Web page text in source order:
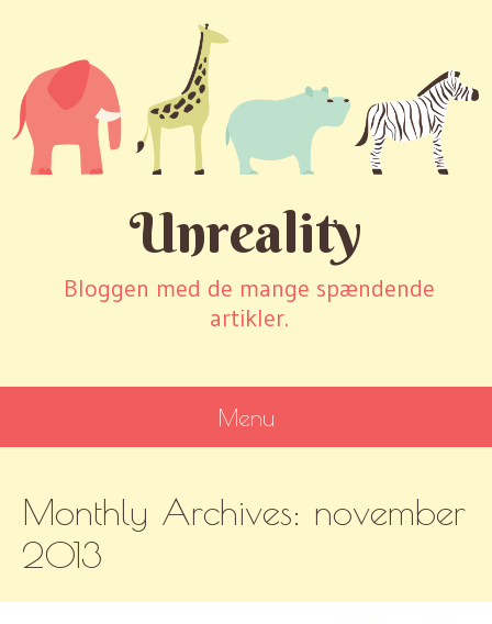
Unreality
Bloggen med de mange spændende
artikler.
Menu
CONTENT
Monthly Archives: november
2013